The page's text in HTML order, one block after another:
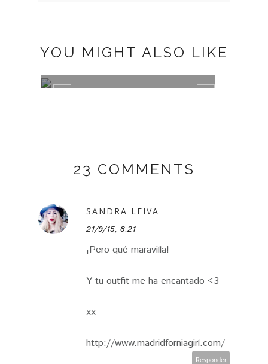
YOU MIGHT ALSO LIKE
23 COMMENTS
SANDRA LEIVA
21/9/15, 8:21
¡Pero qué maravilla!
Y tu outfit me ha encantado <3
xx
http://www.madridforniagirl.com/
Responder